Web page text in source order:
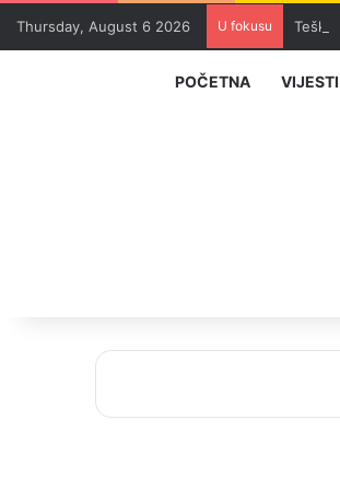
Thursday, August 6 2026 U fokusu Teška
POČETNA VIJESTI